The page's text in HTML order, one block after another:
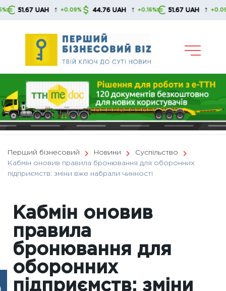
Skip
UAH ↑ +0.09% 44.76 UAH ↑ +0.16% 51.67 UAH ↑ +0.09%
Перший бізнесовий Новини
Суспільство
Кабмін оновив правила бронювання для оборонних
підприємств: зміни вже набрали чинності
Кабмін оновив
правила
бронювання для
оборонних
підприємств: зміни